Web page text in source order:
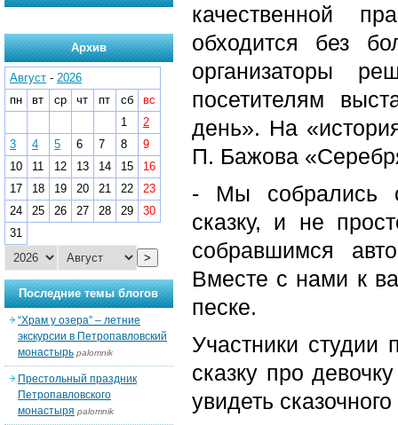
качественной
обходится без
организаторы
посетителям
день». На
П. Бажова
- Мы собрались
сказку, и не
собравшимся
Вместе с нами к
песке.
Участники
сказку про
увидеть
Архив
Август - 2026
пн
вт ср чт пт сб
вс
1
2
3
4 5 6 7 8
9
10
11 12 13 14 15
16
17
18 19 20 21 22
23
24
25 26 27 28 29
30
31
>
Последние темы блогов
“Храм у озера” – летние
экскурсии в Петропавловский
монастырь palomnik
Престольный праздник
Петропавловского
монастыря palomnik